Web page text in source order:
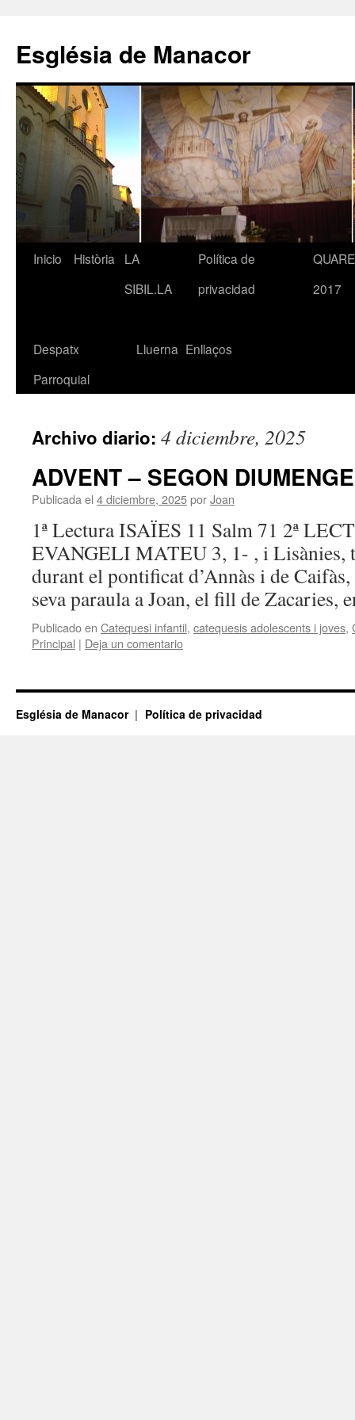
contenido
Església de Manacor
Inicio Història
LA
SIBIL.LA
Política de
privacidad
2017
Despatx
Parroquial
Lluerna Enllaços
Archivo diario: 4 diciembre, 2025
ADVENT – SEGON DIUMENGE
Publicada el 4 diciembre, 2025porJoan
1ª Lectura ISAÏES 11 Salm 71 2ª
EVANGELI MATEU 3, 1- , i Lisànies,
durant el pontificat d’Annàs i de
seva paraula a Joan, el fill de
Publicado en Catequesi infantil, catequesis adolescents i joves,
Principal | Deja un comentario
Església de Manacor Política de privacidad